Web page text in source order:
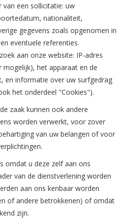
van een sollicitatie: uw
nationaliteit,
gegevens zoals opgenomen in
eventuele referenties.
aan onze website: IP-adres
mogelijk), het apparaat en de
en informatie over uw surfgedrag
het onderdeel "Cookies").
zaak kunnen ook andere
worden verwerkt, voor zover
van uw belangen of voor
omdat u deze zelf aan ons
van de dienstverlening worden
aan ons kenbaar worden
of andere betrokkenen) of omdat
zijn.